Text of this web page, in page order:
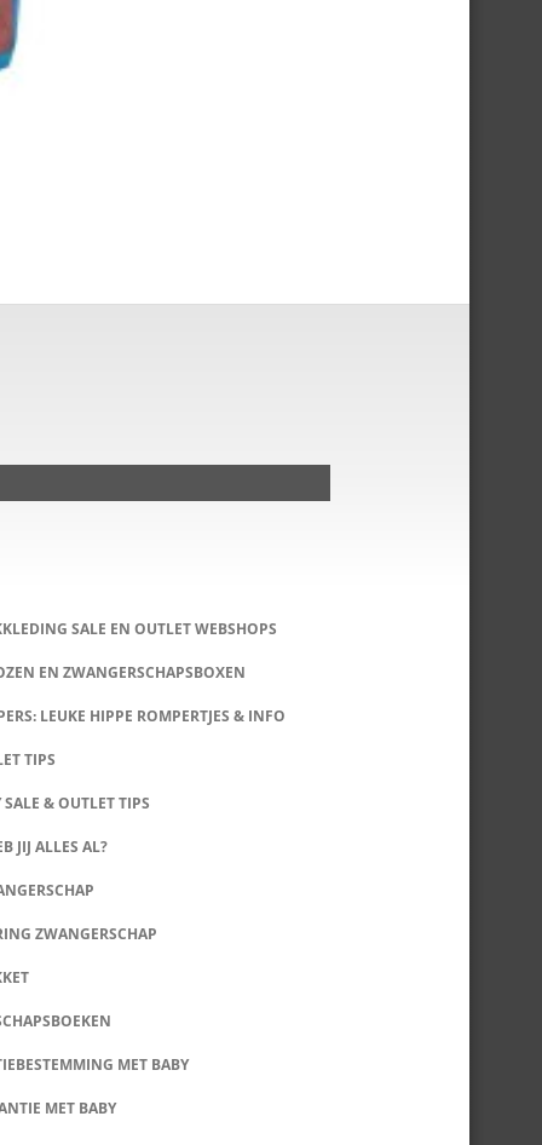
SALE EN OUTLET WEBSHOPS
EN ZWANGERSCHAPSBOXEN
LEUKE HIPPE ROMPERTJES & INFO
TIPS
SALE & OUTLET TIPS
JIJ ALLES AL?
ZWANGERSCHAP
MET BABY
MET BABY